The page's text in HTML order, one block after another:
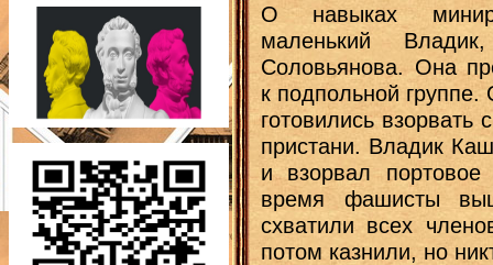
О навыках
маленький
Соловьянова. Она
к подпольной
готовились взорвать
пристани. Владик
и взорвал портовое
время фашисты
схватили всех
потом казнили, но